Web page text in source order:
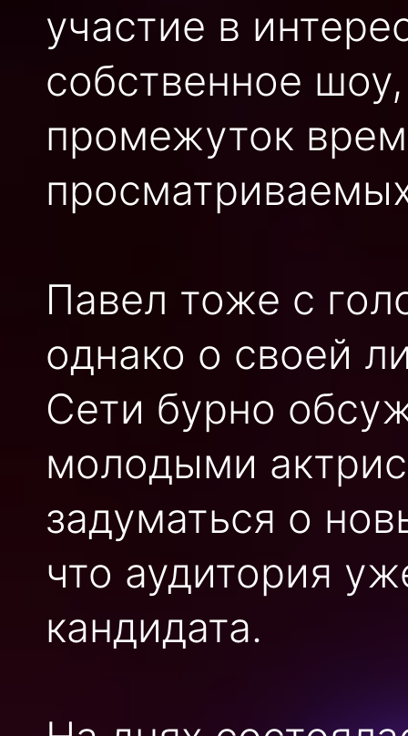
участие в
собственное
промежуток
Павел тоже с
однако о своей
Сети бурно
молодыми
задуматься о
что аудитория
кандидата.